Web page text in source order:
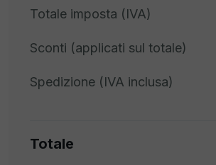
Totale imposta (IVA)
Sconti (applicati sul totale)
Spedizione (IVA inclusa)
Totale